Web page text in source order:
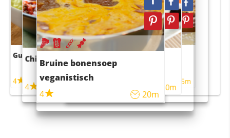
Guacamole
4
Chili con carne
4
Bruine bonensoep
veganistisch
4
20m
Sushi rijstsalade
maaltijdsalade
40m
4 55m